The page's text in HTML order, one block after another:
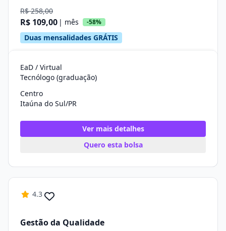
R$ 258,00
R$ 109,00 | mês -58%
Duas mensalidades GRÁTIS
EaD / Virtual
Tecnólogo (graduação)
Centro
Itaúna do Sul/PR
Ver mais detalhes
Quero esta bolsa
4.3
Gestão da Qualidade